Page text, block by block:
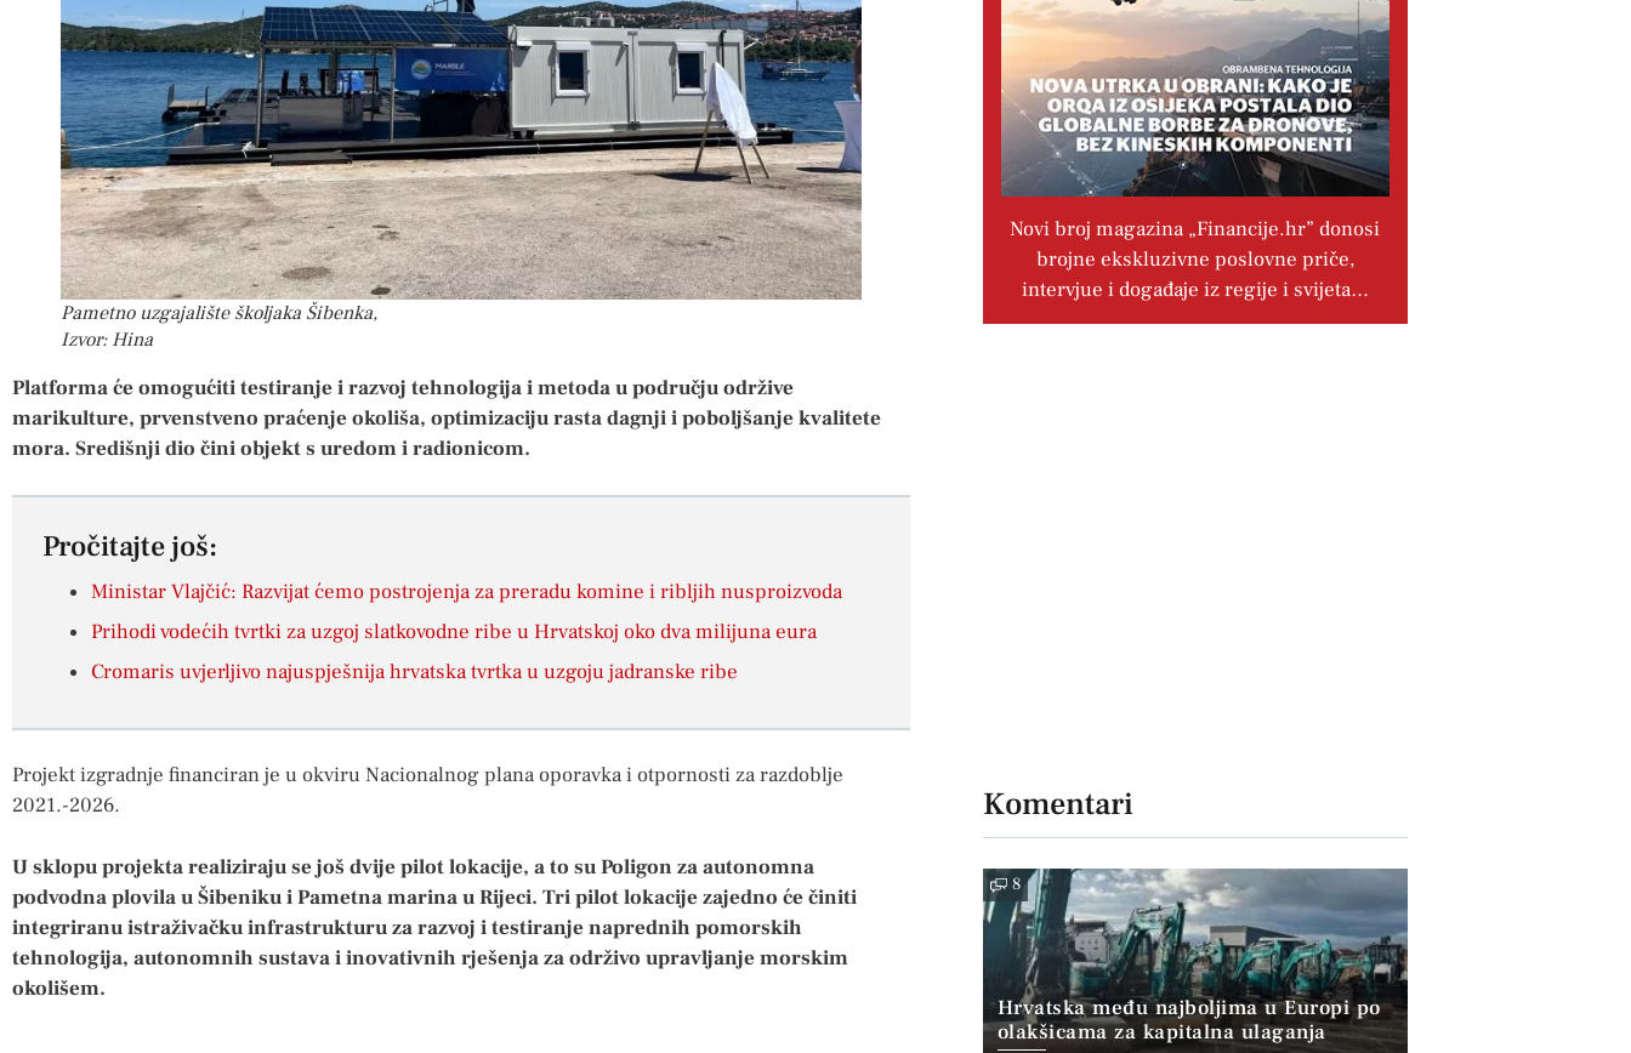
Pametno uzgajalište školjaka Šibenka,
Izvor: Hina
Platforma će omogućiti testiranje i razvoj tehnologija i metoda u području održive
marikulture, prvenstveno praćenje okoliša, optimizaciju rasta dagnji i poboljšanje kvalitete
mora. Središnji dio čini objekt s uredom i radionicom.
Pročitajte još:
Ministar Vlajčić: Razvijat ćemo postrojenja za preradu komine i ribljih nusproizvoda
Prihodi vodećih tvrtki za uzgoj slatkovodne ribe u Hrvatskoj oko dva milijuna eura
Cromaris uvjerljivo najuspješnija hrvatska tvrtka u uzgoju jadranske ribe
Projekt izgradnje financiran je u okviru Nacionalnog plana oporavka i otpornosti za razdoblje
2021.-2026.
U sklopu projekta realiziraju se još dvije pilot lokacije, a to su Poligon za autonomna
podvodna plovila u Šibeniku i Pametna marina u Rijeci. Tri pilot lokacije zajedno će činiti
integriranu istraživačku infrastrukturu za razvoj i testiranje naprednih pomorskih
tehnologija, autonomnih sustava i inovativnih rješenja za održivo upravljanje morskim
okolišem.
Novi broj magazina „Financije.hr” donosi
brojne ekskluzivne poslovne priče,
intervjue i događaje iz regije i svijeta…
Komentari
8
Hrvatska među najboljima u Europi po
olakšicama za kapitalna ulaganja